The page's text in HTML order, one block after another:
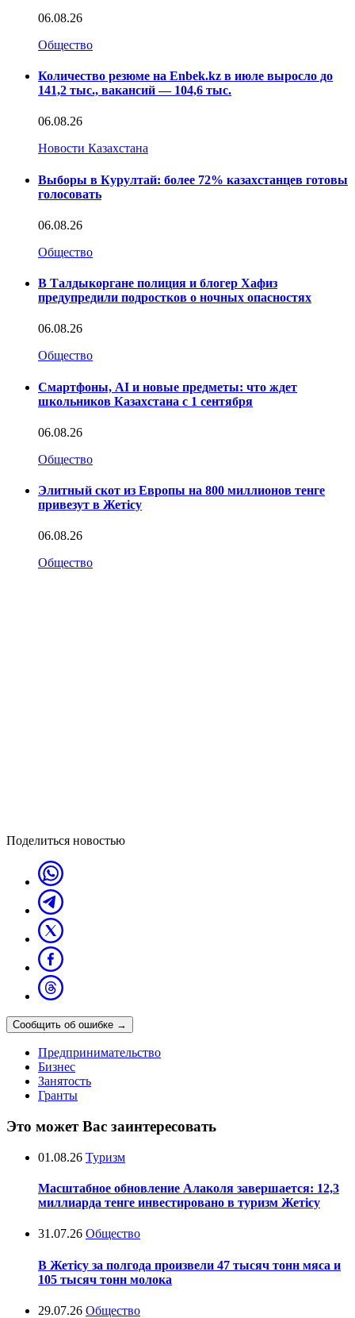
06.08.26
Общество
Количество резюме на Enbek.kz в июле выросло до
141,2 тыс., вакансий — 104,6 тыс.
06.08.26
Новости Казахстана
Выборы в Курултай: более 72% казахстанцев готовы
голосовать
06.08.26
Общество
В Талдыкоргане полиция и блогер Хафиз
предупредили подростков о ночных опасностях
06.08.26
Общество
Смартфоны, AI и новые предметы: что ждет
школьников Казахстана с 1 сентября
06.08.26
Общество
Элитный скот из Европы на 800 миллионов тенге
привезут в Жетісу
06.08.26
Общество
Поделиться новостью
Сообщить об ошибке →
Предпринимательство
Бизнес
Занятость
Гранты
Это может Вас заинтересовать
01.08.26 Туризм
Масштабное обновление Алаколя завершается: 12,3
миллиарда тенге инвестировано в туризм Жетісу
31.07.26 Общество
В Жетісу за полгода произвели 47 тысяч тонн мяса и
105 тысяч тонн молока
29.07.26 Общество